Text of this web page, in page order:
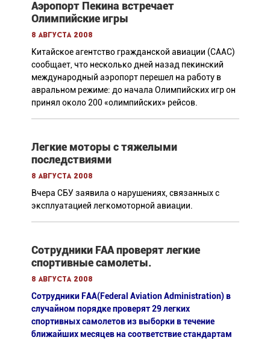
Аэропорт Пекина встречает
Олимпийские игры
8 августа 2008
Китайское агентство гражданской авиации (CAAC)
сообщает, что несколько дней назад пекинский
международный аэропорт перешел на работу в
авральном режиме: до начала Олимпийских игр он
принял около 200 «олимпийских» рейсов.
Легкие моторы с тяжелыми
последствиями
8 августа 2008
Вчера СБУ заявила о нарушениях, связанных с
эксплуатацией легкомоторной авиации.
Сотрудники FAA проверят легкие
спортивные самолеты.
8 августа 2008
Сотрудники FAA(Federal Aviation Administration) в
случайном порядке проверят 29 легких
спортивных самолетов из выборки в течение
ближайших месяцев на соответствие стандартам